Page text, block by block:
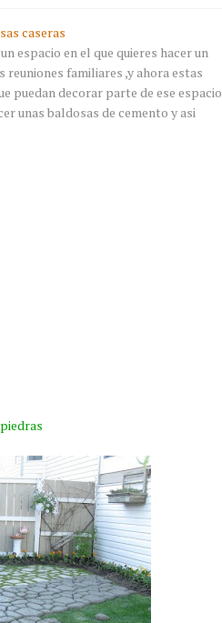
caseras
espacio en el que quieres hacer un
familiares ,y ahora estas
puedan decorar parte de ese espacio
unas baldosas de cemento y asi